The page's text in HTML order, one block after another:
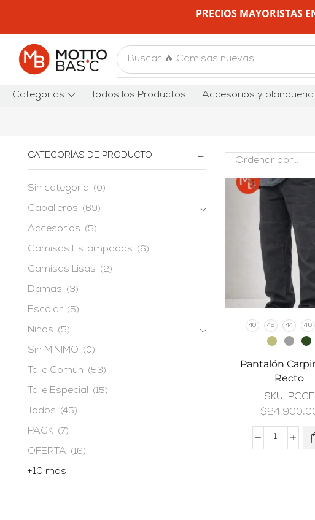
PRECIOS MAYORISTAS
Buscar 🔥 Camisas nuevas
Categorias Todos los Productos Accesorios y blanqueria
40 42 44 46
Pantalón
Recto
SKU: PCGE
$
CATEGORÍAS DE PRODUCTO
Sin categoria (0)
Caballeros (69)
Accesorios (5)
Camisas Estampadas (6)
Camisas Lisas (2)
Damas (3)
Escolar (5)
Niños (5)
Sin MINIMO (0)
Talle Común (53)
Talle Especial (15)
Todos (45)
PACK (7)
OFERTA (16)
+10 más